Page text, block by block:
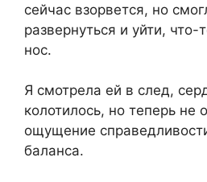
сейчас взорвется, но
развернуться и уйти, что-
нос.
Я смотрела ей в след,
колотилось, но теперь не
ощущение
баланса.